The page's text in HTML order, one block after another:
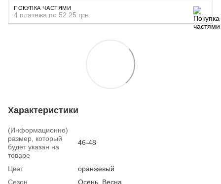
ПОКУПКА ЧАСТЯМИ
4 платежа по 52.25 грн
Характеристики
(Информационно)
размер, который
будет указан на
товаре
46-48
Цвет
оранжевый
Сезон
Осень, Весна